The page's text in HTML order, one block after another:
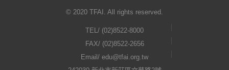
© 2020 TFAI. All rights reserved.
TEL/ (02)8522-8000
FAX/ (02)8522-2656
Email/ edu@tfai.org.tw